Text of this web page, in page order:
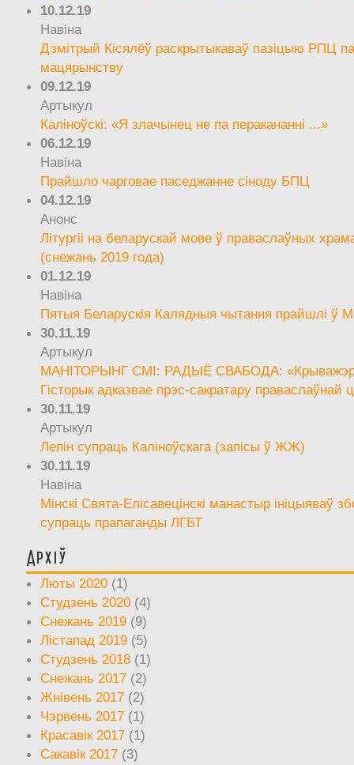
10.12.19
Навіна
Дзмітрый Кісялёў раскрытыкаваў пазіцыю РПЦ
мацярынству
09.12.19
Артыкул
Каліноўскі: «Я злачынец не па перакананні ...»
06.12.19
Навіна
Прайшло чарговае паседжанне сіноду БПЦ
04.12.19
Анонс
Літургіі на беларускай мове ў праваслаўных
(снежань 2019 года)
01.12.19
Навіна
Пятыя Беларускія Калядныя чытання прайшлі ў
30.11.19
Артыкул
МАНІТОРЫНГ СМІ: РАДЫЁ СВАБОДА:
Гісторык адказвае прэс-сакратару праваслаўнай
30.11.19
Артыкул
Лепін супраць Каліноўскага (запісы ў ЖЖ)
30.11.19
Навіна
Мінскі Свята-Елісавецінскі манастыр ініцыяваў
супраць прапаганды ЛГБТ
Архіў
Люты 2020 (1)
Студзень 2020 (4)
Снежань 2019 (9)
Лістапад 2019 (5)
Студзень 2018 (1)
Снежань 2017 (2)
Жнівень 2017 (2)
Чэрвень 2017 (1)
Красавік 2017 (1)
Сакавік 2017 (3)